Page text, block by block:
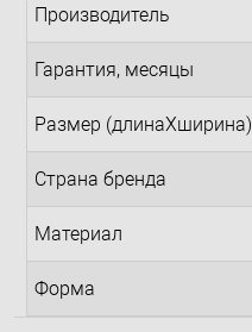
Производитель
Гарантия, месяцы
Размер (длинаXширина)
Страна бренда
Материал
Форма